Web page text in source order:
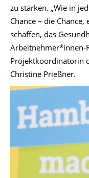
zu stärken. „Wie in
Chance – die
schaffen, das
Arbeitnehmer*innen-
Projektkoordinatorin
Christine Prießner.